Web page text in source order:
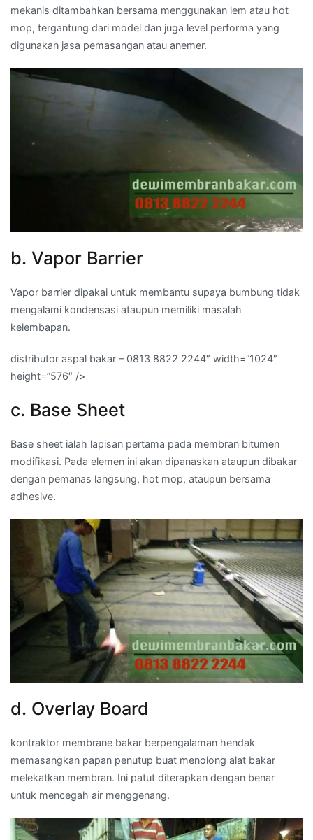
mekanis ditambahkan bersama menggunakan lem atau hot
mop, tergantung dari model dan juga level performa yang
digunakan jasa pemasangan atau anemer.
b. Vapor Barrier
Vapor barrier dipakai untuk membantu supaya bumbung tidak
mengalami kondensasi ataupun memiliki masalah
kelembapan.
distributor aspal bakar – 0813 8822 2244″ width=”1024″
height=”576″ />
c. Base Sheet
Base sheet ialah lapisan pertama pada membran bitumen
modifikasi. Pada elemen ini akan dipanaskan ataupun dibakar
dengan pemanas langsung, hot mop, ataupun bersama
adhesive.
d. Overlay Board
kontraktor membrane bakar berpengalaman hendak
memasangkan papan penutup buat menolong alat bakar
melekatkan membran. Ini patut diterapkan dengan benar
untuk mencegah air menggenang.